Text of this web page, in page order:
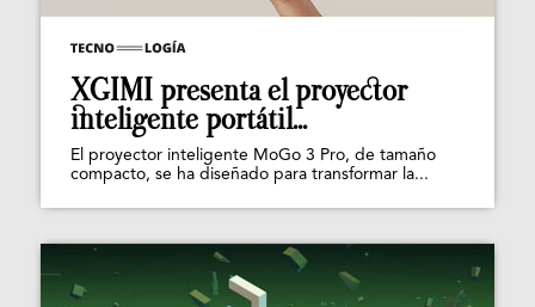
XGIMI presenta el proyector
inteligente portátil...
El proyector inteligente MoGo 3 Pro, de tamaño
compacto, se ha diseñado para transformar la...